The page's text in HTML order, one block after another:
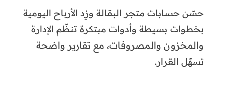
حسّن حسابات متجر البقالة وزِد الأرباح اليومية
بخطوات بسيطة وأدوات مبتكرة تنظّم الإدارة
والمخزون والمصروفات، مع تقارير واضحة
تسهّل القرار.